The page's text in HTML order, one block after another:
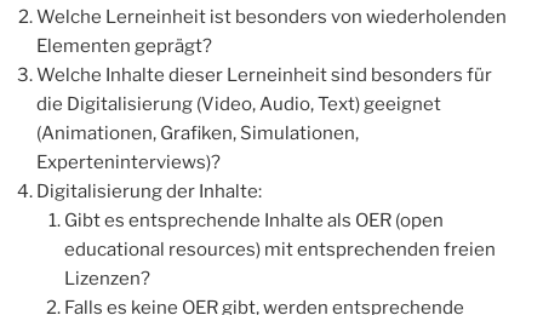
Welche Lerneinheit ist besonders von wiederholenden
Elementen geprägt?
Welche Inhalte dieser Lerneinheit sind besonders für
die Digitalisierung (Video, Audio, Text) geeignet
(Animationen, Grafiken, Simulationen,
Experteninterviews)?
Digitalisierung der Inhalte:
Gibt es entsprechende Inhalte als OER (open
educational resources) mit entsprechenden freien
Lizenzen?
Falls es keine OER gibt, werden entsprechende